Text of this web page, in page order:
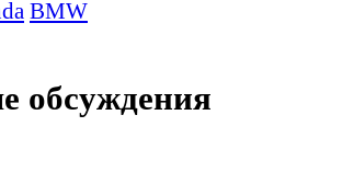
BMW
обсуждения